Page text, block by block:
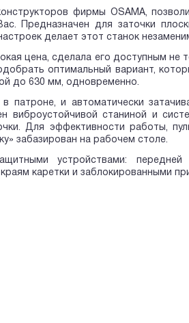
фирмы OSAMA,
Предназначен для заточки
делает этот станок
цена, сделала его доступным
оптимальный вариант,
до 630 мм, одновременно.
патроне, и автоматически
виброустойчивой станиной и
Для эффективности работы,
забазирован на рабочем столе.
устройствами:
каретки и заблокированными